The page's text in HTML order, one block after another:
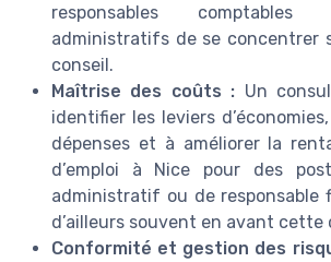
responsables
administratifs de se concentrer
conseil.
Maîtrise des coûts : Un
identifier les leviers
dépenses et à améliorer la
d’emploi à Nice pour des
administratif ou de responsable
d’ailleurs souvent en avant cette
Conformité et gestion des